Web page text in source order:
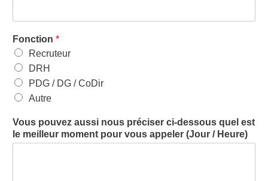
Fonction *
Recruteur
DRH
PDG / DG / CoDir
Autre
Vous pouvez aussi nous préciser ci-dessous quel est
le meilleur moment pour vous appeler (Jour / Heure)